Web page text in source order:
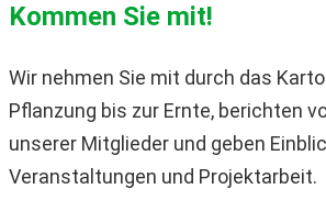
Kommen Sie mit!
Wir nehmen Sie mit durch das
Pflanzung bis zur Ernte, berichten
unserer Mitglieder und geben
Veranstaltungen und Projektarbeit.